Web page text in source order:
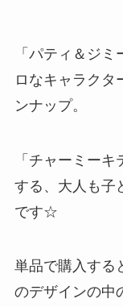
「パティ＆ジ
ロなキャラクタ
ンナップ。
「チャーミー
する、大人も子
です☆
単品で購入する
のデザインの中